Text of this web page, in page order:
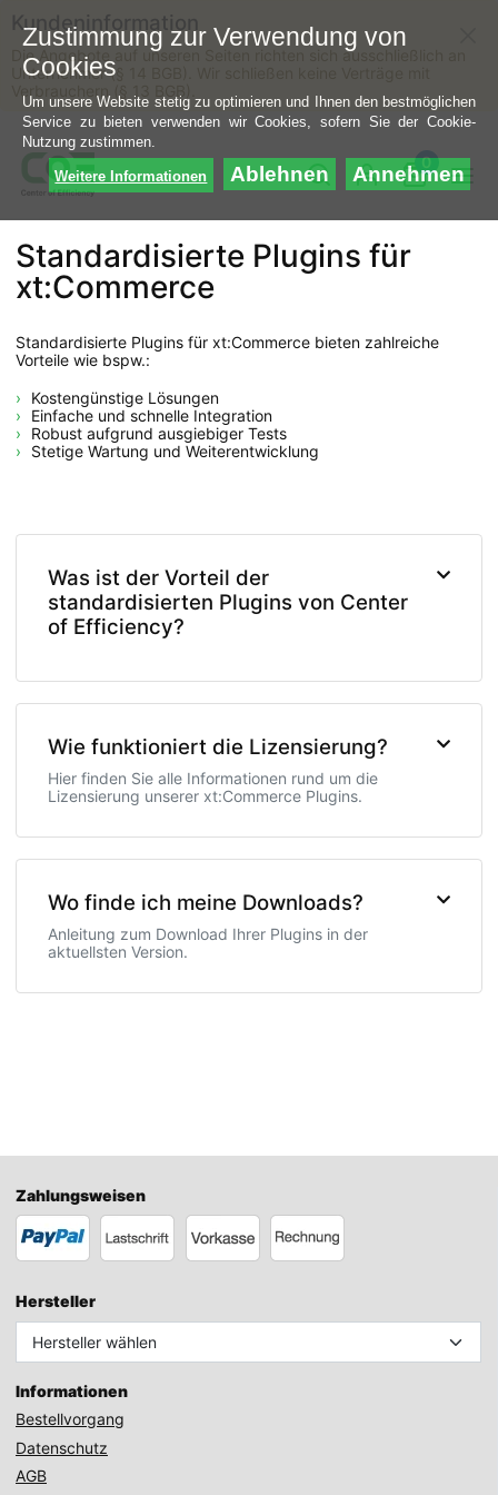
Kundeninformation
Die Angebote auf unseren Seiten richten sich ausschließlich an
Unternehmer (§ 14 BGB). Wir schließen keine Verträge mit
0
Standardisierte Plugins für
xt:Commerce
Standardisierte Plugins für xt:Commerce bieten zahlreiche
Vorteile wie bspw.:
Kostengünstige Lösungen
Einfache und schnelle Integration
Robust aufgrund ausgiebiger Tests
Stetige Wartung und Weiterentwicklung
Was ist der Vorteil der
standardisierten Plugins von Center
of Efficiency?
Wie funktioniert die Lizensierung?
Hier finden Sie alle Informationen rund um die
Lizensierung unserer xt:Commerce Plugins.
Wo finde ich meine Downloads?
Anleitung zum Download Ihrer Plugins in der
aktuellsten Version.
Zahlungsweisen
Hersteller
Informationen
Bestellvorgang
Datenschutz
AGB
Zustimmung zur Verwendung von
Cookies
Um unsere Website stetig zu optimieren und Ihnen den bestmöglichen
Service zu bieten verwenden wir Cookies, sofern Sie der Cookie-
Nutzung zustimmen.
Annehmen
Ablehnen
Weitere Informationen